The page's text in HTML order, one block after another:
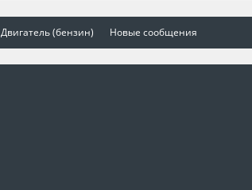
Двигатель (бензин) Новые сообщения